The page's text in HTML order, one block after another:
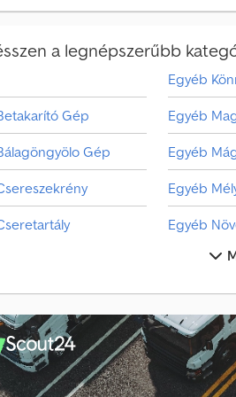
a legnépszerűbb
Gép
Gép
Szállító
Egyéb
Egyéb
Egyéb
Egyéb
Egyéb
Egyéb
Egyéb
Egyéb